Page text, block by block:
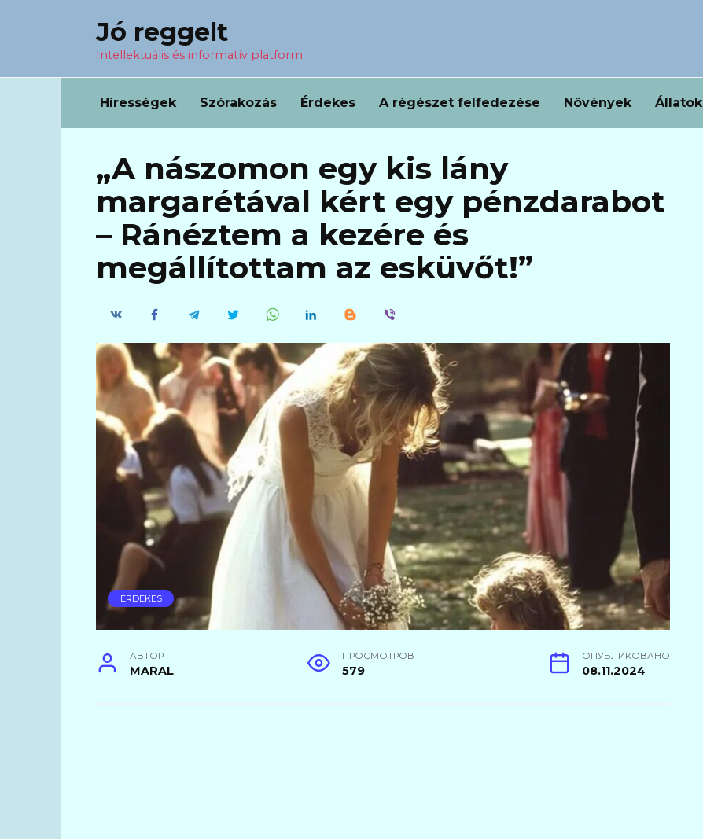
Jó reggelt
Intellektuális és informatív platform
Hírességek Szórakozás Érdekes A régészet felfedezése Növények Állatok
„A nászomon egy kis lány
margarétával kért egy pénzdarabot
– Ránéztem a kezére és
megállítottam az esküvőt!”
ÉRDEKES
АВТОР
MARAL
ПРОСМОТРОВ
579
ОПУБЛИКОВАНО
08.11.2024